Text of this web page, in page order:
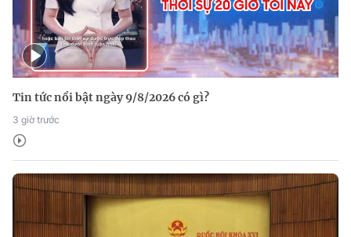
Tin tức nổi bật ngày 9/8/2026 có gì?
3 giờ trước